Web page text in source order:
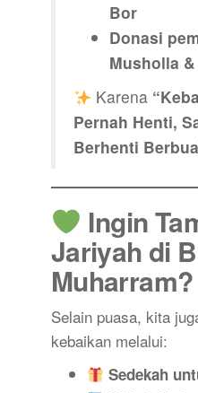
Bor
Donasi
Musholla
Karena
Pernah Henti,
Berhenti
Ingin
Jariyah di
Muharram?
Selain puasa, kita
kebaikan melalui:
Sedekah